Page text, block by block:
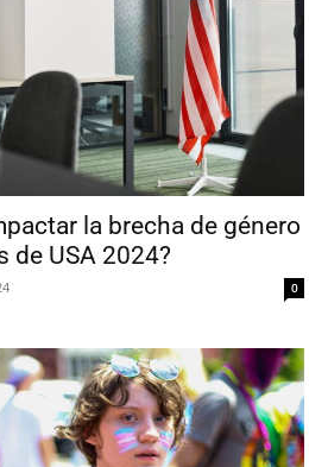
la brecha de género
de USA 2024?
0